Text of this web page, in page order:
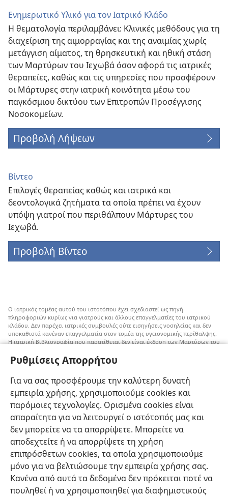
Ρυθμίσεις Απορρήτου
Για να σας προσφέρουμε την καλύτερη δυνατή
εμπειρία χρήσης, χρησιμοποιούμε cookies και
παρόμοιες τεχνολογίες. Ορισμένα cookies είναι
απαραίτητα για να λειτουργεί ο ιστότοπός μας και
δεν μπορείτε να τα απορρίψετε. Μπορείτε να
αποδεχτείτε ή να απορρίψετε τη χρήση
επιπρόσθετων cookies, τα οποία χρησιμοποιούμε
μόνο για να βελτιώσουμε την εμπειρία χρήσης σας.
Κανένα από αυτά τα δεδομένα δεν πρόκειται ποτέ να
πουληθεί ή να χρησιμοποιηθεί για διαφημιστικούς
Ενημερωτικό Υλικό για τον Ιατρικό Κλάδο
Η θεματολογία περιλαμβάνει: Κλινικές μεθόδους για τη
διαχείριση της αιμορραγίας και της αναιμίας χωρίς
μετάγγιση αίματος, τη θρησκευτική και ηθική στάση
των Μαρτύρων του Ιεχωβά όσον αφορά τις ιατρικές
θεραπείες, καθώς και τις υπηρεσίες που προσφέρουν
οι Μάρτυρες στην ιατρική κοινότητα μέσω του
παγκόσμιου δικτύου των Επιτροπών Προσέγγισης
Νοσοκομείων.
Προβολή Λήψεων
Βίντεο
Επιλογές θεραπείας καθώς και ιατρικά και
δεοντολογικά ζητήματα τα οποία πρέπει να έχουν
υπόψη γιατροί που περιθάλπουν Μάρτυρες του
Ιεχωβά.
Προβολή Βίντεο
Ο ιατρικός τομέας αυτού του ιστοτόπου έχει σχεδιαστεί ως πηγή
πληροφοριών κυρίως για γιατρούς και άλλους επαγγελματίες του ιατρικού
κλάδου. Δεν παρέχει ιατρικές συμβουλές ούτε εισηγήσεις νοσηλείας και δεν
υποκαθιστά κανέναν επαγγελματία στον τομέα της υγειονομικής περίθαλψης.
Η ιατρική βιβλιογραφία που παρατίθεται δεν είναι έκδοση των Μαρτύρων του
μπορούν να ληφθούν υπόψη. Αποτελεί ευθύνη του κάθε επαγγελματία στον
τομέα της υγειονομικής περίθαλψης να είναι ενήμερος για τυχόν νέες
παίρνει αποφάσεις που συμφωνούν με την ιατρική του κατάσταση, τις
επιθυμίες του, τις αξίες του και τις πεποιθήσεις του. Δεν είναι όλες οι μέθοδοι
που εμφανίζονται εδώ κατάλληλες ή αποδεκτές από όλους τους ασθενείς.
Ασθενείς: Να ζητάτε πάντα τη συμβουλή του γιατρού σας ή κάποιου άλλου
επαγγελματία στον τομέα της υγειονομικής περίθαλψης όσον αφορά τις
ιατρικές παθήσεις ή θεραπείες. Απευθυνθείτε σε κάποιον γιατρό αν νιώθετε
άρρωστοι.
Η χρήση αυτού του ιστοτόπου διέπεται από όρους χρήσης .